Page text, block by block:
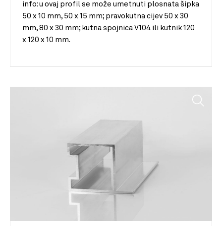
info: u ovaj profil se može umetnuti plosnata šipka
50 x 10 mm, 50 x 15 mm; pravokutna cijev 50 x 30
mm, 80 x 30 mm; kutna spojnica V104 ili kutnik 120
x 120 x 10 mm.